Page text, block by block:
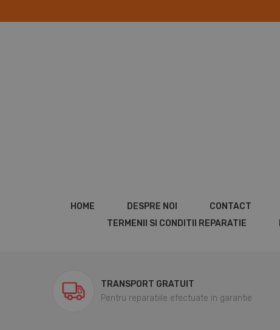
HOME DESPRE NOI CONTACT
TERMENII SI CONDITII REPARATIE
TRANSPORT GRATUIT
Pentru reparatiile efectuate in garantie